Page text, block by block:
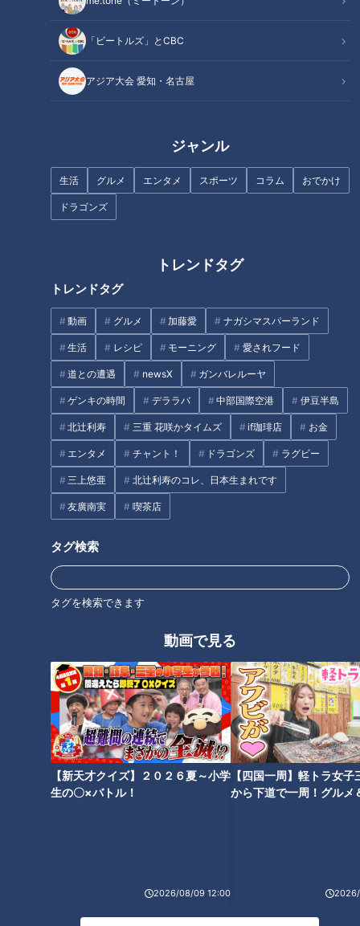
「ビートルズ」とCBC
アジア大会 愛知・名古屋
ジャンル
生活 グルメ エンタメ スポーツ コラム おでかけ
ドラゴンズ
トレンドタグ
トレンドタグ
動画 グルメ 加藤愛 ナガシマスパーランド
生活 レシピ モーニング 愛されフード
道との遭遇 newsX ガンバレルーヤ
ゲンキの時間 デララバ 中部国際空港 伊豆半島
北辻利寿 三重 花咲かタイムズ if珈琲店 お金
エンタメ チャント！ ドラゴンズ ラグビー
三上悠亜 北辻利寿のコレ、日本生まれです
友廣南実 喫茶店
タグ検索
タグを検索できます
動画で見る
【新天才クイズ】２０２６夏～小学
生の〇×バトル！
2026/08/09 12:00
【四国一周】軽トラ女子
から下道で一周！グルメ
この記事を見たあなたへのおすすめ
いしさの秘密は250万円のオー
ブンにあり！？店主と愛好家
100人に聞いたパン屋さんラン
大行列の正体は “五感を楽しま
せるパン”？午前4時から仕込み
に向き合う、若手実力派パン職
人に密着！
ング」第2位＆第1位を発表！食
感の秘密は“焼きたてを瞬間冷
凍”？「ル シュプレーム」の食
パンへのこだわり
1日200個売れる！？老舗喫茶店
のテイクアウトが人気！名物
「エビフライサンド」のおいし
さの秘密に迫る
“訳あり中華そば”が400円！？
進化が止まらない「岐阜タンメ
ン」の新店とは？新作を開発し
タグ
オススメ関連コンテンツ
つけ麺「つじ田」や元祖辛麵
「桝元」が東海地方に初上陸！
続々オープンする名店の“極上の
東京の大人気店「蒙古タンメン
中本」が東海地方に初上陸！激
カワキャラのマフィン専門店
黒毛和牛カルビが390円！？名 2時間待ちでも食べたい！ミシ